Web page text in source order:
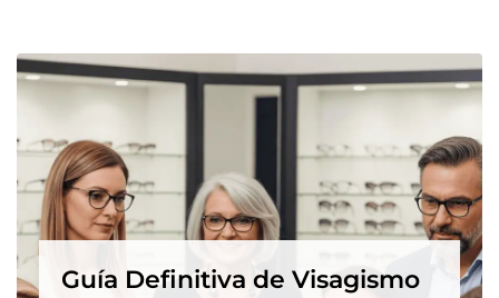
Guía Definitiva de Visagismo